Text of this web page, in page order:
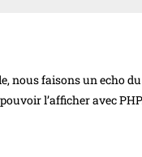
nous faisons un echo
l’afficher avec